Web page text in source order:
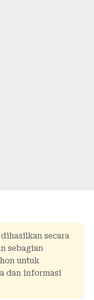
secara
sebagian
untuk
dan informasi